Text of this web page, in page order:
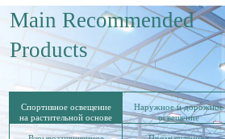
Main Recommended
Products
Спортивное освещение
на растительной основе
Наружное и дорожное
освещение